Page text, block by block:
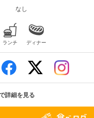
なし
ランチ ディナー
詳細を見る